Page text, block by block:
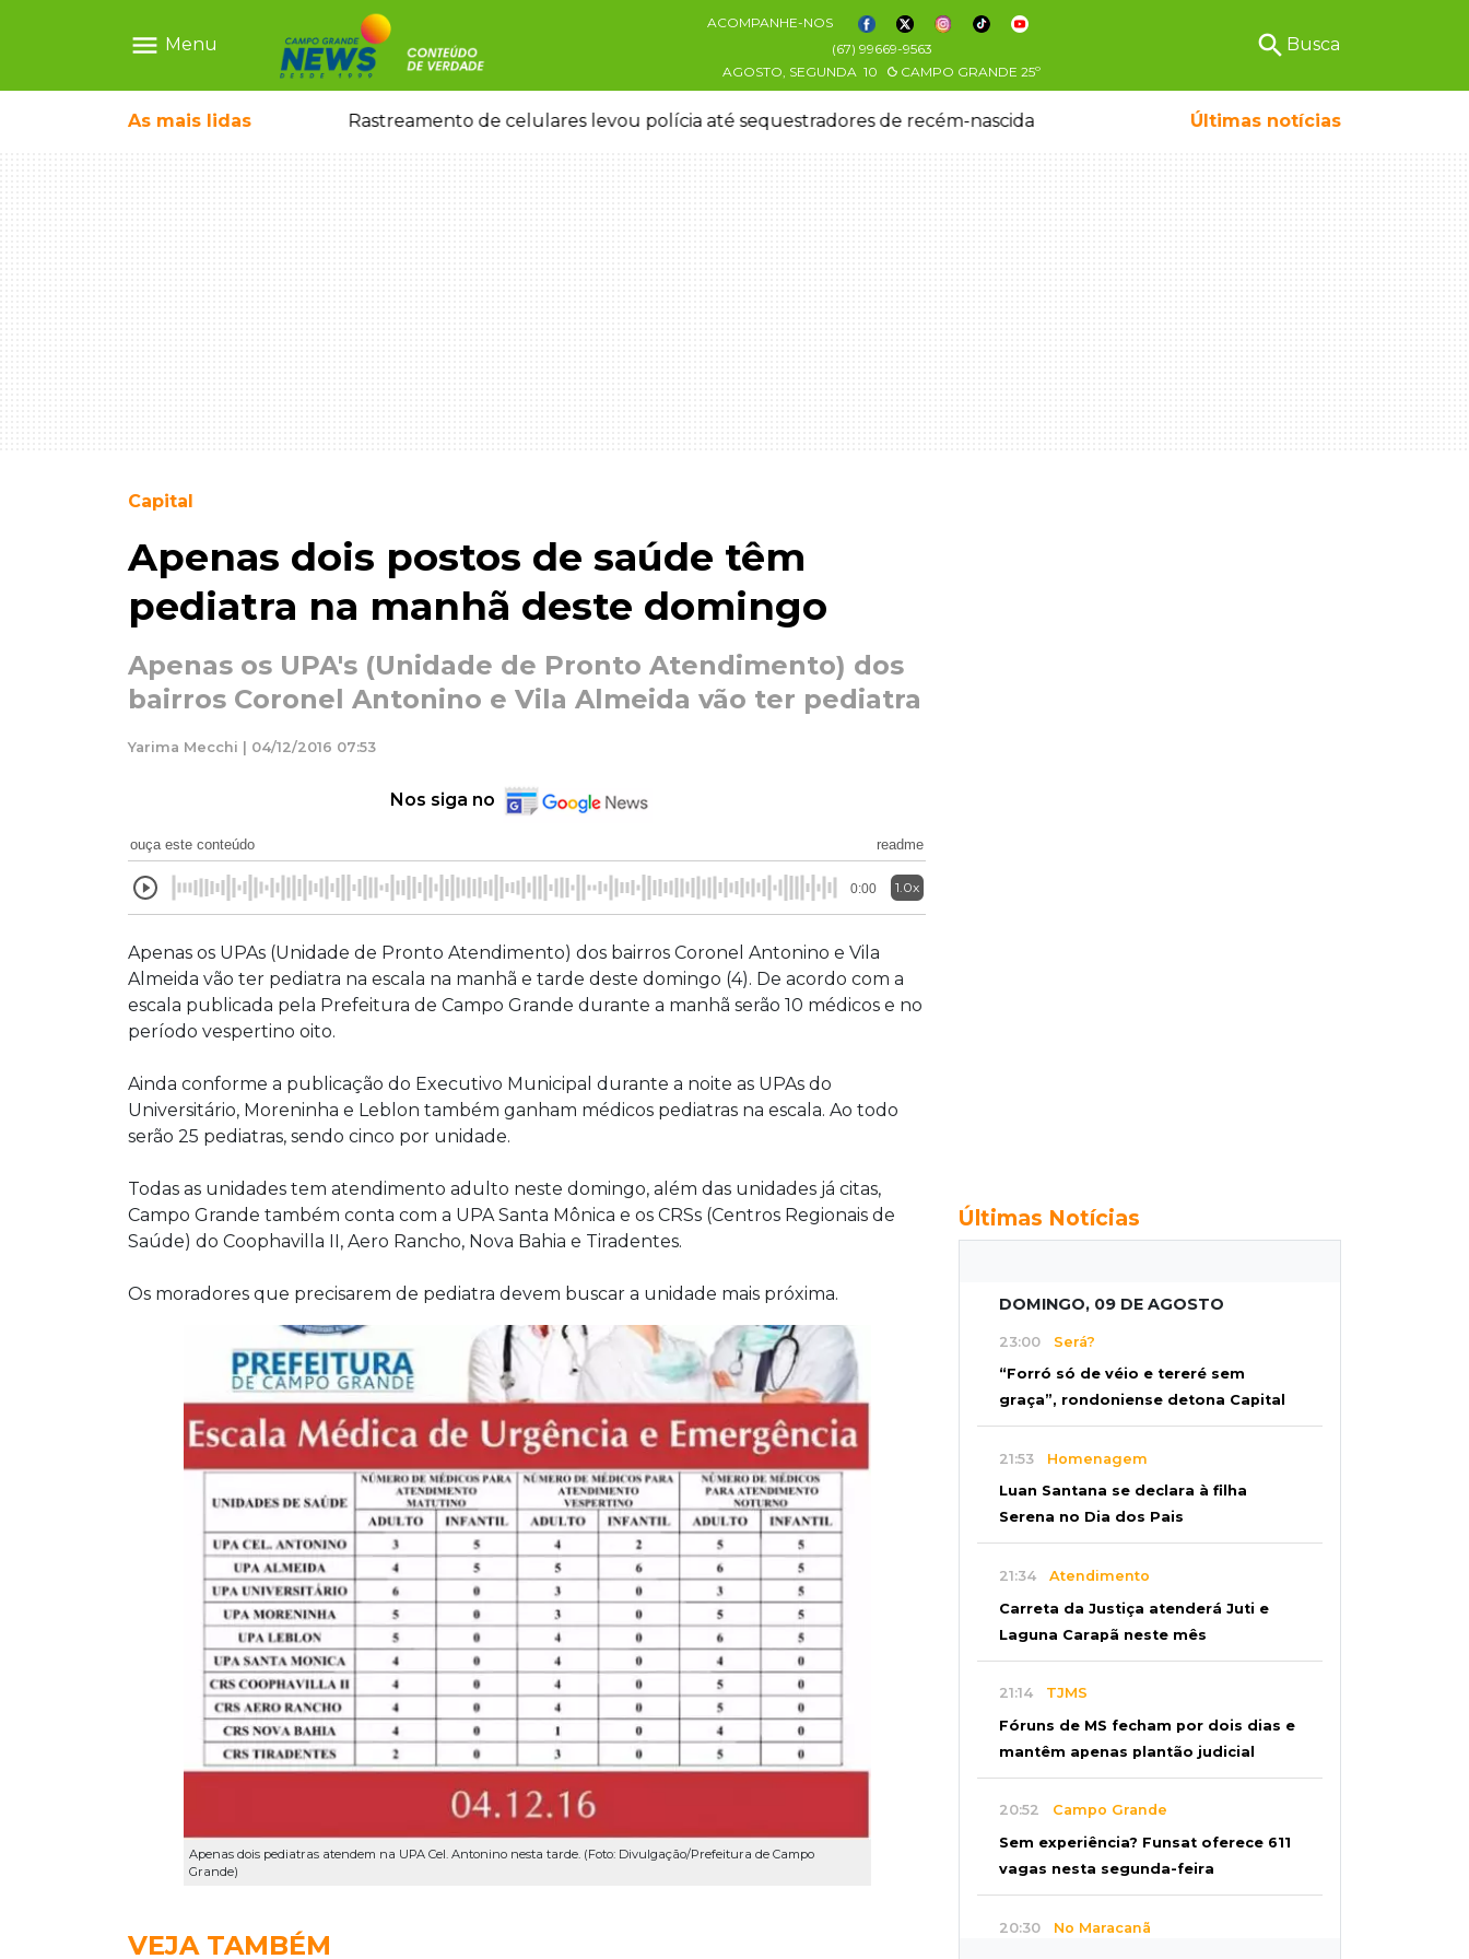
menu Menu
ACOMPANHE-NOS
(67) 99669-9563
AGOSTO, SEGUNDA 10 CAMPO GRANDE 25º
search Busca
As mais lidas
no Paraguai Rastreamento de celulares levou polícia até sequestradores de recém-nascida Últimas notícias
Capital
Apenas dois postos de saúde têm
pediatra na manhã deste domingo
Apenas os UPA's (Unidade de Pronto Atendimento) dos
bairros Coronel Antonino e Vila Almeida vão ter pediatra
Yarima Mecchi | 04/12/2016 07:53
Nos siga no
ouça este conteúdo readme
0:00 1.0x
Apenas os UPAs (Unidade de Pronto Atendimento) dos bairros Coronel Antonino e Vila
Almeida vão ter pediatra na escala na manhã e tarde deste domingo (4). De acordo com a
escala publicada pela Prefeitura de Campo Grande durante a manhã serão 10 médicos e no
período vespertino oito.
Ainda conforme a publicação do Executivo Municipal durante a noite as UPAs do
Universitário, Moreninha e Leblon também ganham médicos pediatras na escala. Ao todo
serão 25 pediatras, sendo cinco por unidade.
Todas as unidades tem atendimento adulto neste domingo, além das unidades já citas,
Campo Grande também conta com a UPA Santa Mônica e os CRSs (Centros Regionais de
Saúde) do Coophavilla II, Aero Rancho, Nova Bahia e Tiradentes.
Os moradores que precisarem de pediatra devem buscar a unidade mais próxima.
Apenas dois pediatras atendem na UPA Cel. Antonino nesta tarde. (Foto: Divulgação/Prefeitura de Campo
Grande)
VEJA TAMBÉM
Últimas Notícias
DOMINGO, 09 DE AGOSTO
23:00 Será?
“Forró só de véio e tereré sem
graça”, rondoniense detona Capital
21:53 Homenagem
Luan Santana se declara à filha
Serena no Dia dos Pais
21:34 Atendimento
Carreta da Justiça atenderá Juti e
Laguna Carapã neste mês
21:14 TJMS
Fóruns de MS fecham por dois dias e
mantêm apenas plantão judicial
20:52 Campo Grande
Sem experiência? Funsat oferece 611
vagas nesta segunda-feira
20:30 No Maracanã